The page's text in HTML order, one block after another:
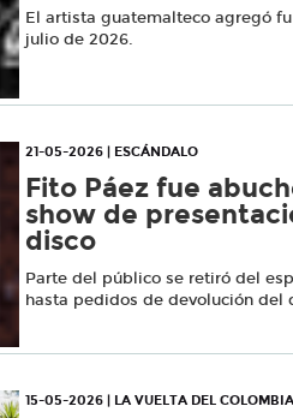
El artista guatemalteco agregó
julio de 2026.
21-05-2026 | ESCÁNDALO
Fito Páez fue
show de
disco
Parte del público se retiró del
hasta pedidos de devolución del
15-05-2026 | LA VUELTA DEL